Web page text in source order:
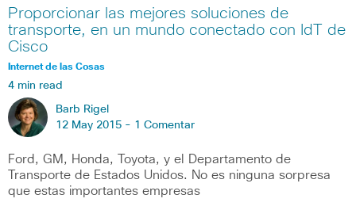
Proporcionar las mejores soluciones de
transporte, en un mundo conectado con IdT de
Cisco
Internet de las Cosas
4 min read
Barb Rigel
12 May 2015 - 1 Comentar
Ford, GM, Honda, Toyota, y el Departamento de
Transporte de Estados Unidos. No es ninguna sorpresa
que estas importantes empresas